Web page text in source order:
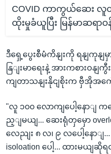
COVID ကာကွယ်ဆေး လူ
ထိုးမှုခံယူပြီး မြန်မာဆရ
ဒီရှေ့ပွေးစီမံကိနျးကို ရနျကုနျ
နြျးမာရေးနဲ့ အားကစားဝနျ
ကျတာသနျးနိုငျစိုးက ဗှီအိုအက
"လူ ၁၀၀ လောကျပေါ့နောျ
ည့ျမယျ... ဆေးရုံတှမှော
လေညျး ၈ လ၊ ၉ လပေါ့နောျ...
isoloation ပေါ့... ထားမယျ